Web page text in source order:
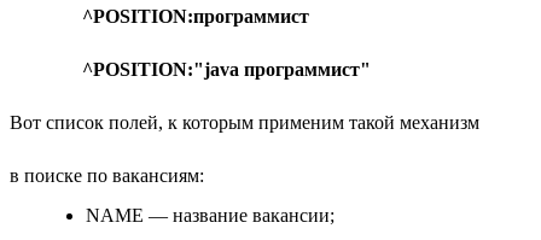
^POSITION:программист
^POSITION:"java программист"
Вот список полей, к которым применим такой механизм
в поиске по вакансиям:
NAME — название вакансии;